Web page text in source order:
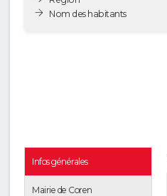
Nom des habitants
Infos générales
Mairie de Coren